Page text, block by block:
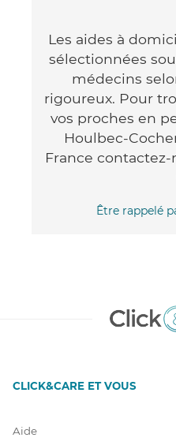
Les aides à
sélectionnées
médecins
rigoureux. Pour
vos proches en
Houlbec-
France
Être rappelé
CLICK&CARE ET VOUS
Aide